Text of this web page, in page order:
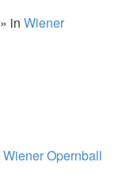
» in Wiener
Wiener Opernball